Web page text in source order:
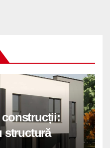
construcții:
structură